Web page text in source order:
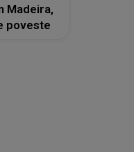
Madeira,
poveste